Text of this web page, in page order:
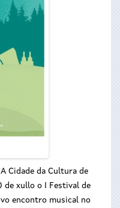
Cidade da Cultura de
de xullo o I Festival de
encontro musical no